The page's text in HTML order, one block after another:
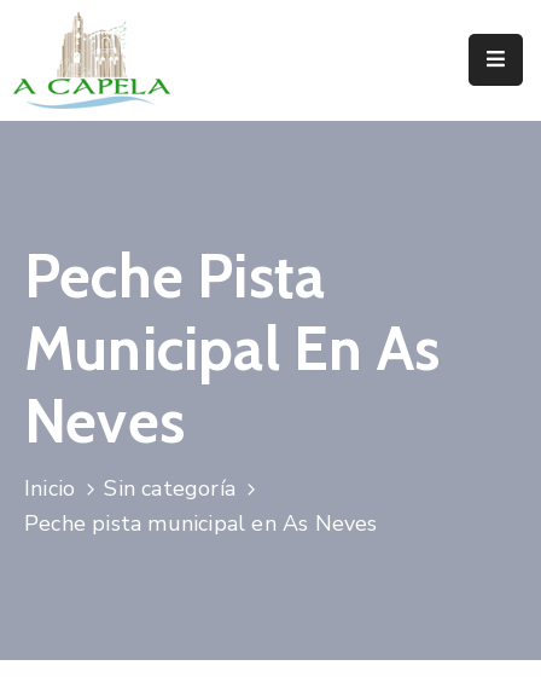
Inicio
Servizos
Turismo
Directorio
Trámites
Novas
Contacto
Peche Pista
Municipal En As
Neves
Inicio
Sin categoría
Peche pista municipal en As Neves